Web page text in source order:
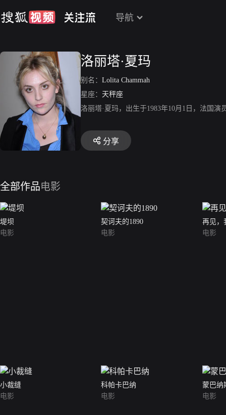
导航
洛丽塔·夏玛
别名： Lolita Chammah
星座： 天秤座
洛丽塔·夏玛，出生于1983年10月1日，法国
分享
全部作品电影
堤坝
电影
契诃夫的1890
电影
再见，
电影
小裁缝
电影
科帕卡巴纳
电影
蒙巴纳
电影